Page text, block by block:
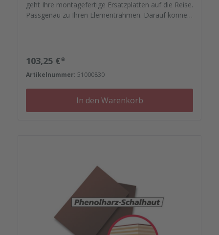
geht Ihre montagefertige Ersatzplatten auf die Reise.
Passgenau zu Ihren Elementrahmen. Darauf können
Kunststoffeinsätzen bis zu
Reparaturplättchen.Ersatzplatten paarweise
Regulärer Preis:
103,25 €*
Artikelnummer: 51000830
In den Warenkorb